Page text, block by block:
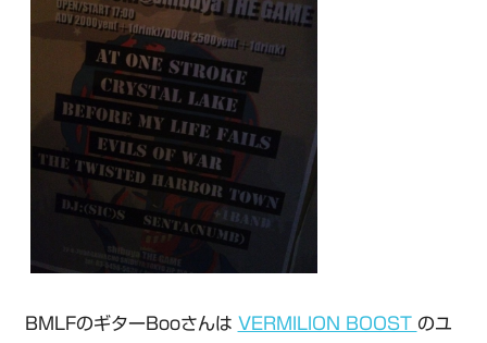
BMLFのギターBooさんは VERMILION BOOST のユ